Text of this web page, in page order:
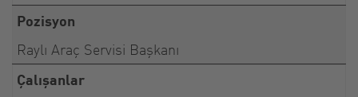
Pozisyon
Raylı Araç Servisi Başkanı
Çalışanlar